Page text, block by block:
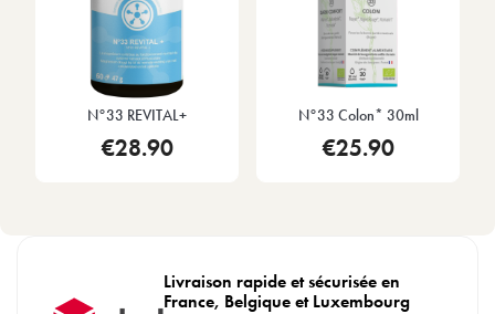
N°33 REVITAL+
€28.90
N°33 Colon* 30ml
€25.90
Livraison rapide et sécurisée en
France, Belgique et Luxembourg